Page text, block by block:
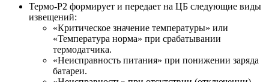
Термо-Р2 формирует и передает на ЦБ следующие виды
извещений:
«Критическое значение температуры» или
«Температура норма» при срабатывании
термодатчика.
«Неисправность питания» при понижении заряда
батареи.